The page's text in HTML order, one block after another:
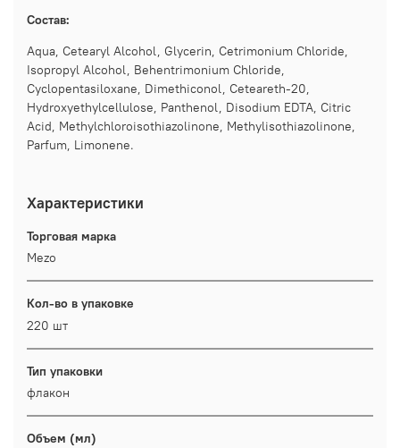
Состав:
Aqua, Cetearyl Alcohol, Glycerin, Сetrimonium Chloride,
Isopropyl Alcohol, Behentrimonium Chloride,
Cyclopentasiloxane, Dimethiconol, Ceteareth-20,
Hydroxyethylcellulose, Panthenol, Disodium EDTA, Citric
Acid, Methylchloroisothiazolinone, Methylisothiazolinone,
Parfum, Limonene.
Характеристики
Торговая марка
Mezo
Кол-во в упаковке
220 шт
Тип упаковки
флакон
Объем (мл)